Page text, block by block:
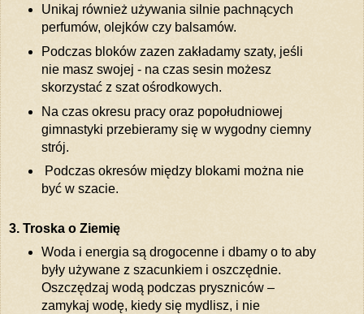
Unikaj również używania silnie pachnących
perfumów, olejków czy balsamów.
Podczas bloków zazen zakładamy szaty, jeśli
nie masz swojej - na czas sesin możesz
skorzystać z szat ośrodkowych.
Na czas okresu pracy oraz popołudniowej
gimnastyki przebieramy się w wygodny ciemny
strój.
Podczas okresów między blokami można nie
być w szacie.
3. Troska o Ziemię
Woda i energia są drogocenne i dbamy o to aby
były używane z szacunkiem i oszczędnie.
Oszczędzaj wodą podczas pryszniców –
zamykaj wodę, kiedy się mydlisz, i nie